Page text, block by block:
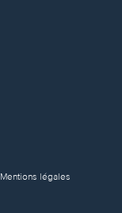
Mentions légales